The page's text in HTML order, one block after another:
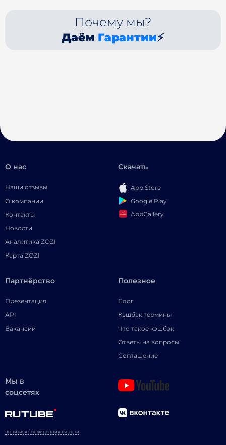
Почему мы?
Даём Гарантии⚡
О нас
Наши отзывы
О компании
Контакты
Новости
Аналитика ZOZI
Карта ZOZI
Скачать
App Store
Google Play
AppGallery
Партнёрство
Презентация
API
Вакансии
Полезное
Блог
Кэшбэк термины
Что такое кэшбэк
Ответы на вопросы
Соглашение
Мы в
соцсетях
ПОЛИТИКА КОНФИДЕНЦИАЛЬНОСТИ